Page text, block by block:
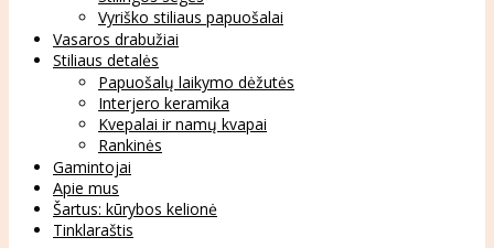
Vyriško stiliaus papuošalai
Vasaros drabužiai
Stiliaus detalės
Papuošalų laikymo dėžutės
Interjero keramika
Kvepalai ir namų kvapai
Rankinės
Gamintojai
Apie mus
Šartus: kūrybos kelionė
Tinklaraštis